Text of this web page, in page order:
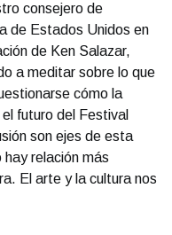
consejero de
de Estados Unidos en
de Ken Salazar,
a meditar sobre lo que
cómo la
futuro del Festival
son ejes de esta
relación más
El arte y la cultura nos